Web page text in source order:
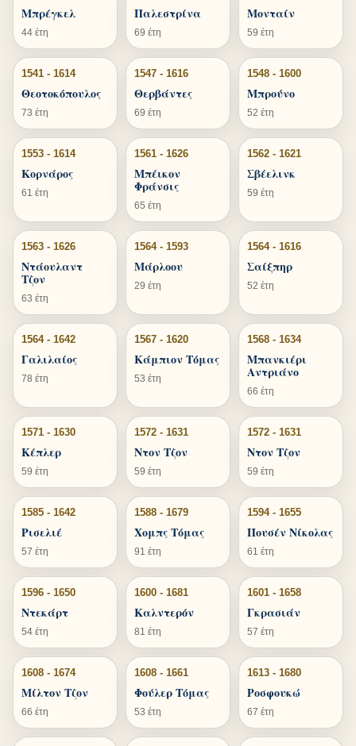
Μπρέγκελ
44 έτη
Παλεστρίνα
69 έτη
Μονταίν
59 έτη
1541 - 1614
Θεοτοκόπουλος
73 έτη
1547 - 1616
Θερβάντες
69 έτη
1548 - 1600
Μπρούνο
52 έτη
1553 - 1614
Κορνάρος
61 έτη
1561 - 1626
Μπέικον
Φράνσις
65 έτη
1562 - 1621
Σβέελινκ
59 έτη
1563 - 1626
Ντάουλαντ
Τζον
63 έτη
1564 - 1593
Μάρλοου
29 έτη
1564 - 1616
Σαίξπηρ
52 έτη
1564 - 1642
Γαλιλαίος
78 έτη
1567 - 1620
Κάμπιον Τόμας
53 έτη
1568 - 1634
Μπανκιέρι
Αντριάνο
66 έτη
1571 - 1630
Κέπλερ
59 έτη
1572 - 1631
Ντον Τζον
59 έτη
1572 - 1631
Ντον Τζον
59 έτη
1585 - 1642
Ρισελιέ
57 έτη
1588 - 1679
Χομπς Τόμας
91 έτη
1594 - 1655
Πουσέν Νίκολας
61 έτη
1596 - 1650
Ντεκάρτ
54 έτη
1600 - 1681
Καλντερόν
81 έτη
1601 - 1658
Γκρασιάν
57 έτη
1608 - 1674
Μίλτον Τζον
66 έτη
1608 - 1661
Φούλερ Τόμας
53 έτη
1613 - 1680
Ροσφουκώ
67 έτη